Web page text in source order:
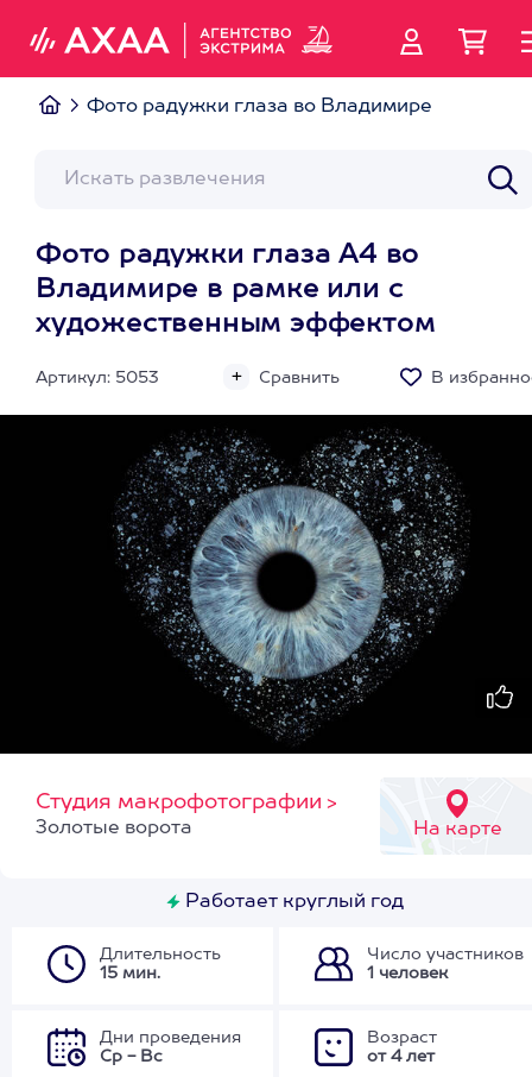
Фото радужки глаза во Владимире
Фото радужки глаза А4 во
Владимире в рамке или с
художественным эффектом
Артикул: 5053 Сравнить В
Студия макрофотографии >
На карте
Золотые ворота
Работает круглый год
Длительность
15 мин.
Число участников
1 человек
Дни проведения
Ср - Вс
Возраст
от 4 лет